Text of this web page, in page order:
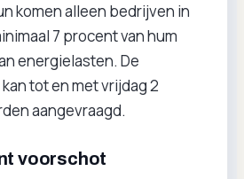
komen alleen bedrijven in
7 procent van hum
energielasten. De
tot en met vrijdag 2
aangevraagd.
voorschot